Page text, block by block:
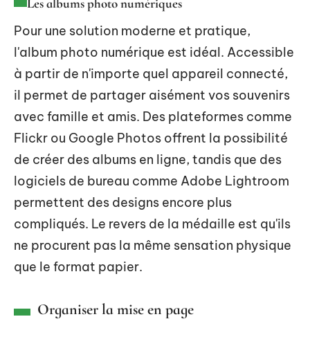
Pour une solution moderne et pratique,
l'album photo numérique est idéal. Accessible
à partir de n'importe quel appareil connecté,
il permet de partager aisément vos souvenirs
avec famille et amis. Des plateformes comme
Flickr ou Google Photos offrent la possibilité
de créer des albums en ligne, tandis que des
logiciels de bureau comme Adobe Lightroom
permettent des designs encore plus
compliqués. Le revers de la médaille est qu'ils
ne procurent pas la même sensation physique
que le format papier.
Organiser la mise en page